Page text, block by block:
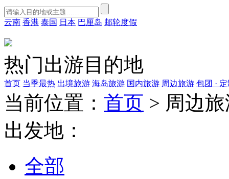
云南 香港 泰国 日本 巴厘岛 邮轮度假
热门出游目的地
首页 当季最热 出境旅游 海岛旅游 国内旅游 周边旅游 包团 ·
当前位置： 首页 > 周边
出发地：
全部